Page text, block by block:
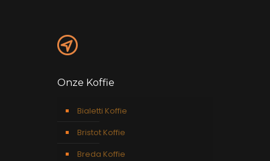
Onze Koffie
Bialetti Koffie
Bristot Koffie
Breda Koffie